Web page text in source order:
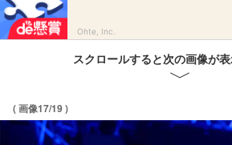
Ohte, Inc.
スクロールすると次の画像が
( 画像17/19 )